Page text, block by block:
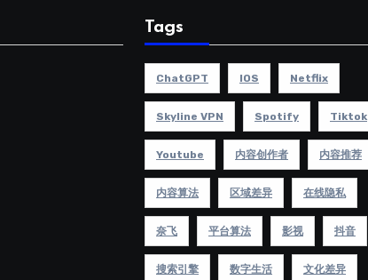
Tags
ChatGPT IOS Netflix
Skyline VPN Spotify Tiktok
Youtube 内容创作者 内容推荐
内容算法 区域差异 在线隐私
奈飞 平台算法 影视 抖音
搜索引擎 数字生活 文化差异